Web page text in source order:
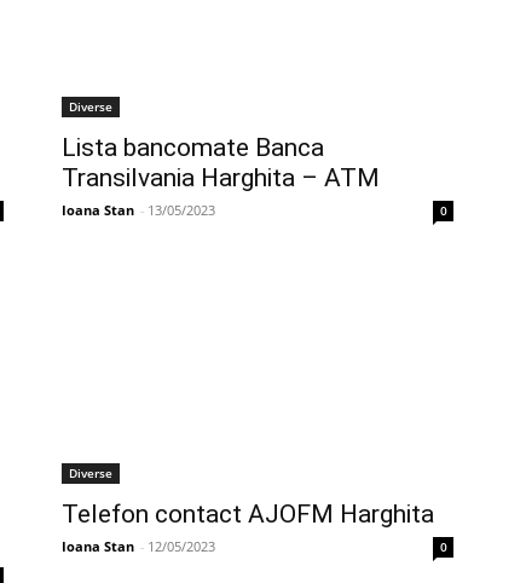
Diverse
Lista bancomate Banca
Transilvania Harghita – ATM
Ioana Stan - 13/05/2023 0
Diverse
Telefon contact AJOFM Harghita
Ioana Stan - 12/05/2023 0